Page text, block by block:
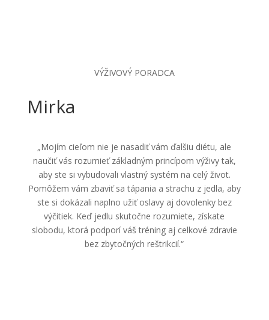
VÝŽIVOVÝ PORADCA
Mirka
„Mojím cieľom nie je nasadiť vám ďalšiu diétu, ale
naučiť vás rozumieť základným princípom výživy tak,
aby ste si vybudovali vlastný systém na celý život.
Pomôžem vám zbaviť sa tápania a strachu z jedla, aby
ste si dokázali naplno užiť oslavy aj dovolenky bez
výčitiek. Keď jedlu skutočne rozumiete, získate
slobodu, ktorá podporí váš tréning aj celkové zdravie
bez zbytočných reštrikcií.“